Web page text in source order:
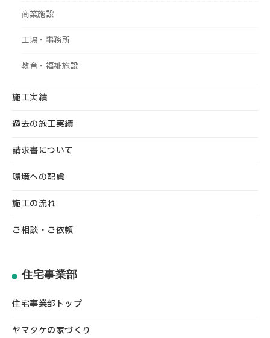
商業施設
工場・事務所
教育・福祉施設
施工実績
過去の施工実績
請求書について
環境への配慮
施工の流れ
ご相談・ご依頼
住宅事業部
住宅事業部トップ
ヤマタケの家づくり